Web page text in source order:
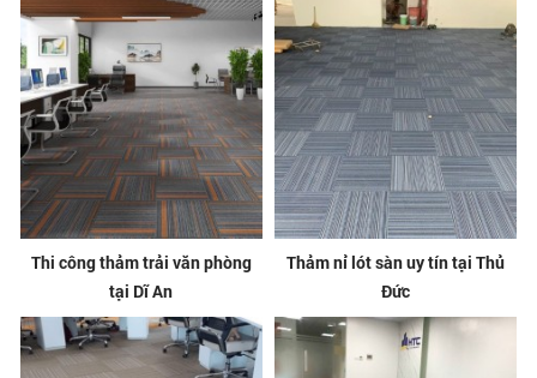
Thi công thảm trải văn phòng
tại Dĩ An
Thảm nỉ lót sàn uy tín tại Thủ
Đức